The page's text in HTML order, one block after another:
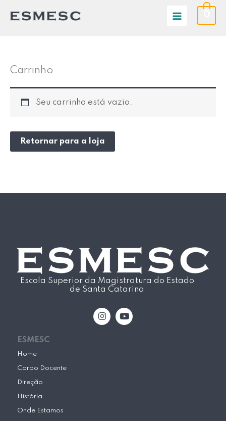
para
Carrinho
Seu carrinho está vazio.
Retornar para a loja
Escola Superior da Magistratura do Estado
de Santa Catarina
I
n
Y
o
ESMESC
Home
Corpo Docente
Direção
História
Onde Estamos